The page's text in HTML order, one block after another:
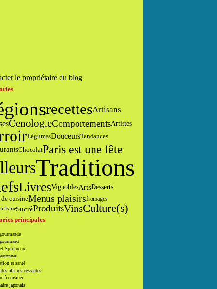
le propriétaire du blog
recettesArtisans
OenologieComportementsArtistes
LégumesDouceursTendances
ChocolatParis est une fête
Traditions
LivresVignoblesArtsDesserts
cuisineMenus plaisirsfromages
SucréProduitsVinsCulture(s)
principales
Spiritueux
et santé
affaires cessantes
à cuisiner
japonais